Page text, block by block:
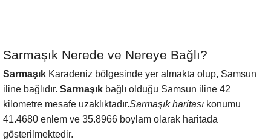
Sarmaşık Nerede ve Nereye Bağlı?
Sarmaşık Karadeniz bölgesinde yer almakta olup, Samsun
iline bağlıdır. Sarmaşık bağlı olduğu Samsun iline 42
kilometre mesafe uzaklıktadır.Sarmaşık haritası konumu
41.4680 enlem ve 35.8966 boylam olarak haritada
gösterilmektedir.